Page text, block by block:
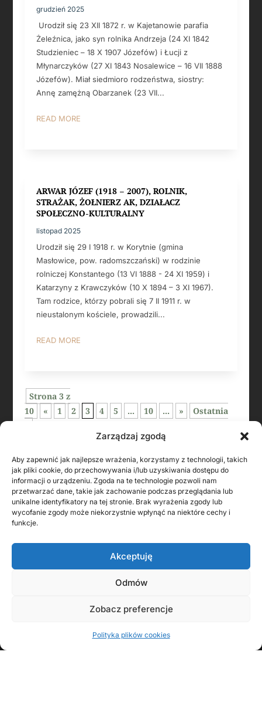
Zarządzaj zgodą
Aby zapewnić jak najlepsze wrażenia, korzystamy z technologii, takich
jak pliki cookie, do przechowywania i/lub uzyskiwania dostępu do
informacji o urządzeniu. Zgoda na te technologie pozwoli nam
przetwarzać dane, takie jak zachowanie podczas przeglądania lub
unikalne identyfikatory na tej stronie. Brak wyrażenia zgody lub
wycofanie zgody może niekorzystnie wpłynąć na niektóre cechy i
funkcje.
Akceptuję
Odmów
Zobacz preferencje
Polityka plików cookies
grudzień 2025
Urodził się 23 XII 1872 r. w Kajetanowie parafia
Żeleźnica, jako syn rolnika Andrzeja (24 XI 1842
Studzieniec – 18 X 1907 Józefów) i Łucji z
Młynarczyków (27 XI 1843 Nosalewice – 16 VII 1888
Józefów). Miał siedmioro rodzeństwa, siostry:
Annę zamężną Obarzanek (23 VII...
READ MORE
ARWAR JÓZEF (1918 – 2007), ROLNIK,
STRAŻAK, ŻOŁNIERZ AK, DZIAŁACZ
SPOŁECZNO-KULTURALNY
listopad 2025
Urodził się 29 I 1918 r. w Korytnie (gmina
Masłowice, pow. radomszczański) w rodzinie
rolniczej Konstantego (13 VI 1888 - 24 XI 1959) i
Katarzyny z Krawczyków (10 X 1894 – 3 XI 1967).
Tam rodzice, którzy pobrali się 7 II 1911 r. w
nieustalonym kościele, prowadzili...
READ MORE
Strona 3 z
10
« 1 2 3 4 5 ... 10 ... »
Ostatnia
KONTAKT Z AUTOREM